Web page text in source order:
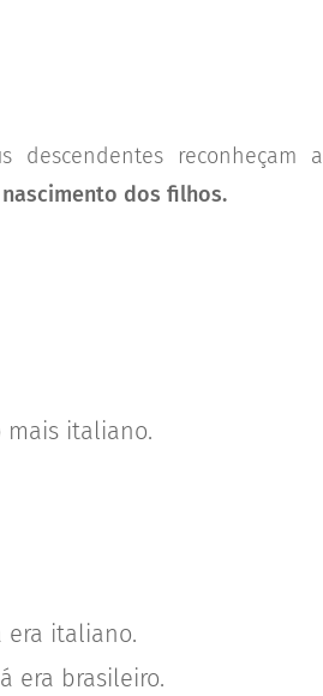
descendentes reconheçam a
nascimento dos filhos.
mais italiano.
era italiano.
era brasileiro.